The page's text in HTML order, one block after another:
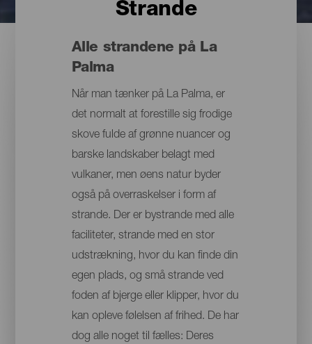
Strande
Alle strandene på La
Palma
Når man tænker på La Palma, er
det normalt at forestille sig frodige
skove fulde af grønne nuancer og
barske landskaber belagt med
vulkaner, men øens natur byder
også på overraskelser i form af
strande. Der er bystrande med alle
faciliteter, strande med en stor
udstrækning, hvor du kan finde din
egen plads, og små strande ved
foden af bjerge eller klipper, hvor du
kan opleve følelsen af frihed. De har
dog alle noget til fælles: Deres